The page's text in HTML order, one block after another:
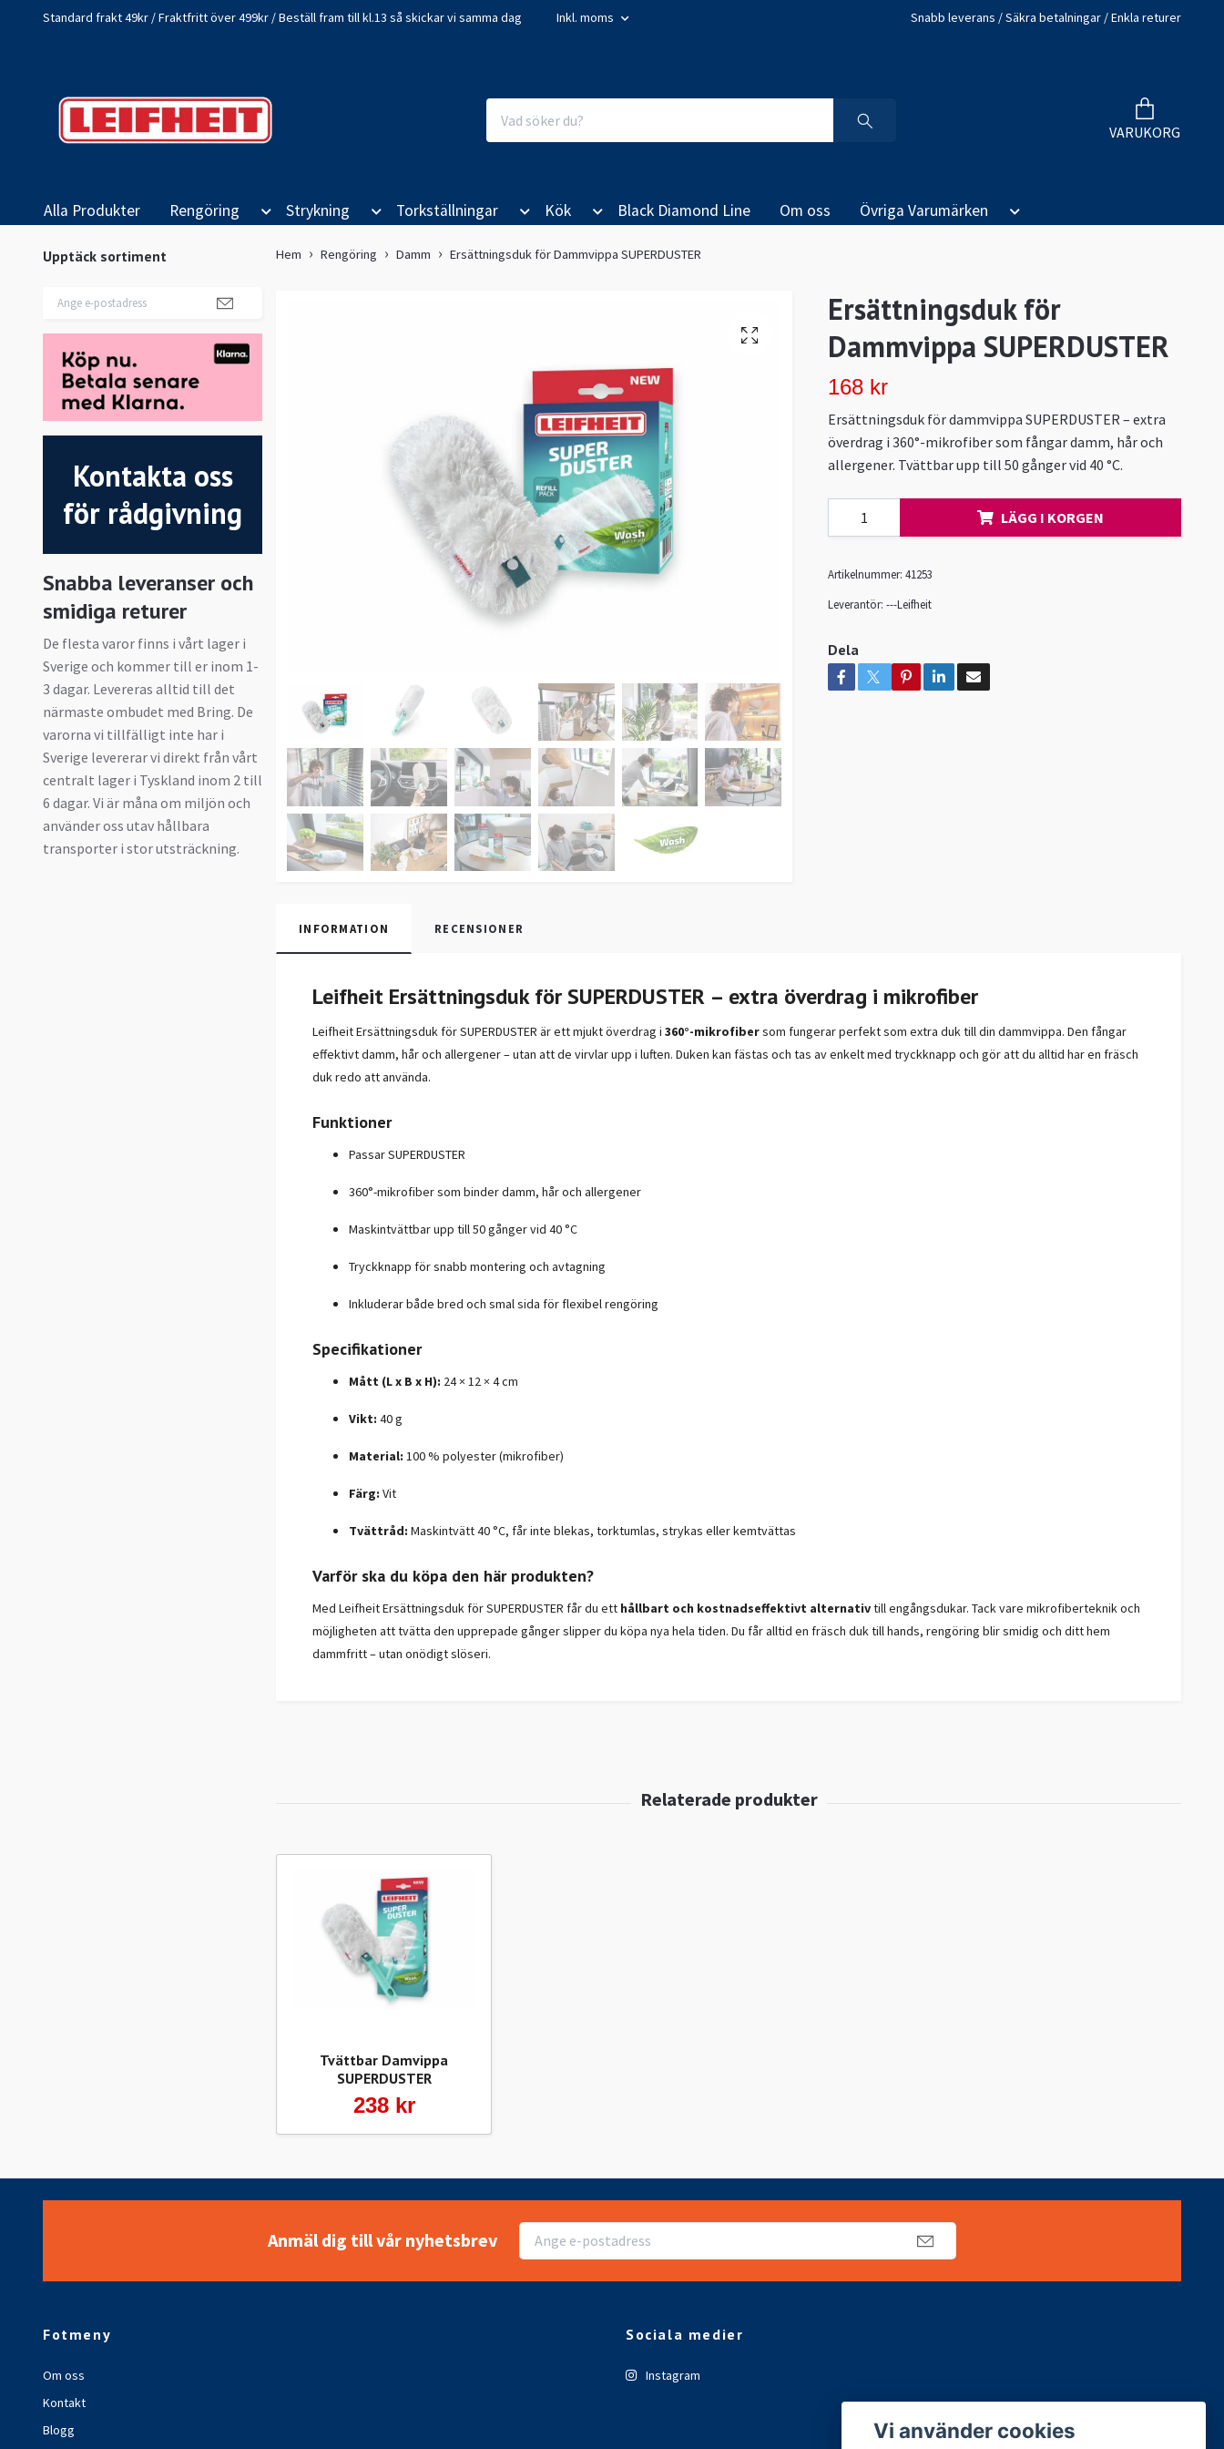
Standard frakt 49kr / Fraktfritt över 499kr / Beställ fram till kl.13 så skickar vi samma dag Inkl. moms Snabb leverans / Säkra betalningar / Enkla returer
VARUKORG
Alla Produkter Rengöring Strykning Torkställningar Kök Black Diamond Line Om oss Övriga Varumärken
Upptäck sortiment
Kontakta oss
för rådgivning
Snabba leveranser och
smidiga returer
De flesta varor finns i vårt lager i
Sverige och kommer till er inom 1-
3 dagar. Levereras alltid till det
närmaste ombudet med Bring. De
varorna vi tillfälligt inte har i
Sverige levererar vi direkt från vårt
centralt lager i Tyskland inom 2 till
6 dagar. Vi är måna om miljön och
använder oss utav hållbara
transporter i stor utsträckning.
Hem Rengöring Damm Ersättningsduk för Dammvippa SUPERDUSTER
Ersättningsduk för
Dammvippa SUPERDUSTER
168 kr
Ersättningsduk för dammvippa SUPERDUSTER – extra
överdrag i 360°-mikrofiber som fångar damm, hår och
allergener. Tvättbar upp till 50 gånger vid 40 °C.
LÄGG I KORGEN
Artikelnummer: 41253
Leverantör: ---Leifheit
Dela
INFORMATION RECENSIONER
Leifheit Ersättningsduk för SUPERDUSTER – extra överdrag i mikrofiber
Leifheit Ersättningsduk för SUPERDUSTER är ett mjukt överdrag i 360°-mikrofibersom fungerar perfekt som extra duk till din dammvippa. Den fångar
effektivt damm, hår och allergener – utan att de virvlar upp i luften. Duken kan fästas och tas av enkelt med tryckknapp och gör att du alltid har en fräsch
duk redo att använda.
Funktioner
Passar SUPERDUSTER
360°-mikrofiber som binder damm, hår och allergener
Maskintvättbar upp till 50 gånger vid 40 °C
Tryckknapp för snabb montering och avtagning
Inkluderar både bred och smal sida för flexibel rengöring
Specifikationer
Mått (L x B x H): 24 × 12 × 4 cm
Vikt: 40 g
Material: 100 % polyester (mikrofiber)
Färg: Vit
Tvättråd: Maskintvätt 40 °C, får inte blekas, torktumlas, strykas eller kemtvättas
Varför ska du köpa den här produkten?
Med Leifheit Ersättningsduk för SUPERDUSTER får du ett hållbart och kostnadseffektivt alternativtill engångsdukar. Tack vare mikrofiberteknik och
möjligheten att tvätta den upprepade gånger slipper du köpa nya hela tiden. Du får alltid en fräsch duk till hands, rengöring blir smidig och ditt hem
dammfritt – utan onödigt slöseri.
Tvättbar Damvippa
SUPERDUSTER
238 kr
Anmäl dig till vår nyhetsbrev
Fotmeny
Om oss
Kontakt
Blogg
Sociala medier
Instagram
Vi använder cookies